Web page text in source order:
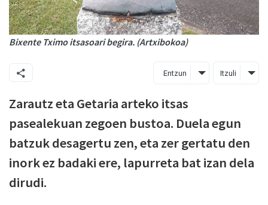
Bixente Tximo itsasoari begira. (Artxibokoa)
Entzun Itzuli
Zarautz eta Getaria arteko itsas
pasealekuan zegoen bustoa. Duela egun
batzuk desagertu zen, eta zer gertatu den
inork ez badaki ere, lapurreta bat izan dela
dirudi.